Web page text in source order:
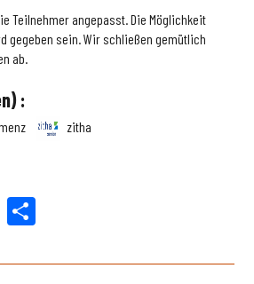
Teilnehmer angepasst. Die Möglichkeit
gegeben sein. Wir schließen gemütlich
ab.
:
zitha
Email